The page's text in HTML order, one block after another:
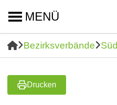
MENÜ
Bezirksverbände
Drucken